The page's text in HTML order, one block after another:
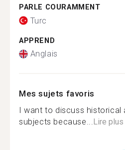
PARLE COURAMMENT
Turc
APPREND
Anglais
Mes sujets favoris
I want to discuss historical
subjects because...Lire plus